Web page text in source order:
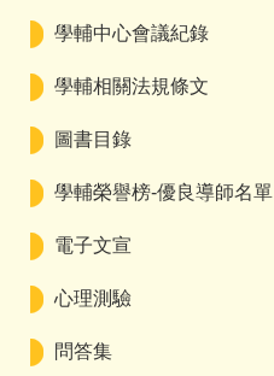
學輔中心會議紀錄
學輔相關法規條文
圖書目錄
學輔榮譽榜-優良導師名單
電子文宣
心理測驗
問答集